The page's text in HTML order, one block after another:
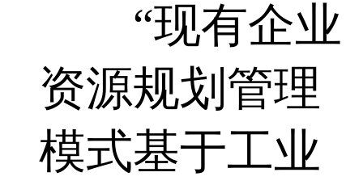
“现有企业
资源规划管理
模式基于工业